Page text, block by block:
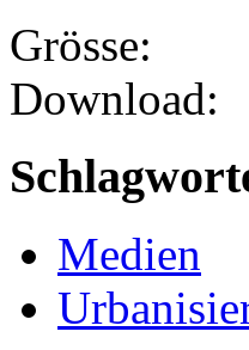
Grösse:
Download:
Medien